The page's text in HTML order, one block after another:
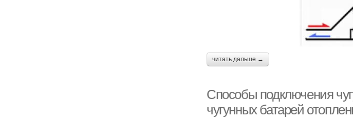
читать дальше →
Способы подключения
чугунных батарей